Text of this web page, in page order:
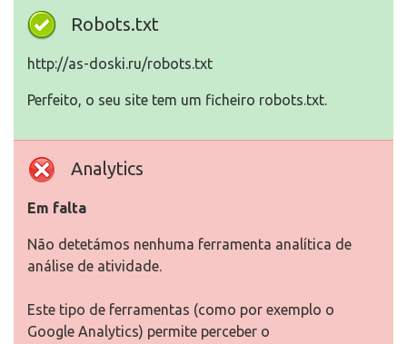
Robots.txt
http://as-doski.ru/robots.txt
Perfeito, o seu site tem um ficheiro robots.txt.
Analytics
Em falta
Não detetámos nenhuma ferramenta analítica de
análise de atividade.
Este tipo de ferramentas (como por exemplo o
Google Analytics) permite perceber o